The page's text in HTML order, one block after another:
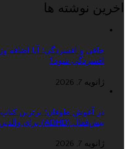
اخرین نوشته ها
چاقی و افسردگی؛ آیا اضافه
افسردگی شود؟
ژانویه 7, 2026
در آغوش طوفان؛ برترین
بیش‌فعال (ADHD) برای والدین
ژانویه 7, 2026